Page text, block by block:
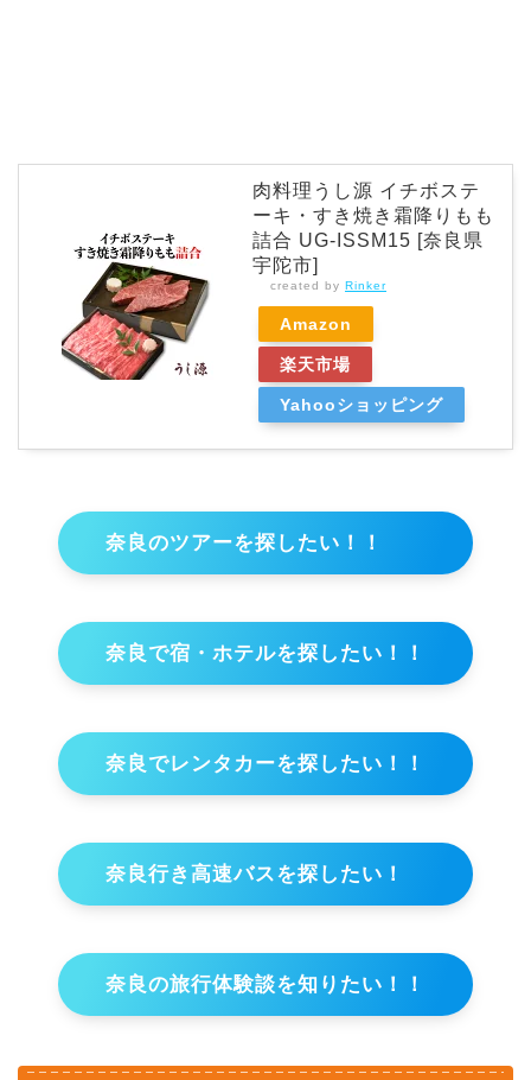
肉料理うし源 イチボステ
ーキ・すき焼き霜降りもも
詰合 UG-ISSM15 [奈良県
宇陀市]
created by Rinker
Amazon
楽天市場
Yahooショッピング
奈良のツアーを探したい！！
奈良で宿・ホテルを探したい！！
奈良でレンタカーを探したい！！
奈良行き高速バスを探したい！
奈良の旅行体験談を知りたい！！